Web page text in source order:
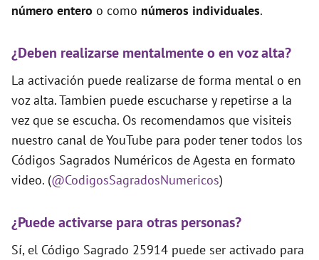
número entero o como números individuales.
¿Deben realizarse mentalmente o en voz alta?
La activación puede realizarse de forma mental o en
voz alta. Tambien puede escucharse y repetirse a la
vez que se escucha. Os recomendamos que visiteis
nuestro canal de YouTube para poder tener todos los
Códigos Sagrados Numéricos de Agesta en formato
video. (@CodigosSagradosNumericos)
¿Puede activarse para otras personas?
Sí, el Código Sagrado 25914 puede ser activado para